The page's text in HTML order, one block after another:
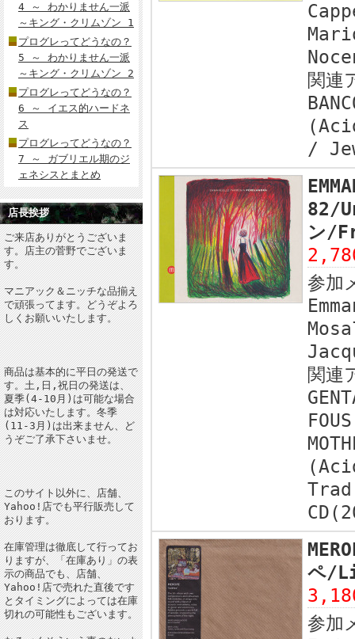
4 ～ わかりません一派
～キング・クリムゾン 1
プログレってどうなの？
5 ～ わかりません一派
～キング・クリムゾン 2
プログレってどうなの？
6 ～ イエス的ハードネ
ス
プログレってどうなの？
7 ～ ガブリエル期のジ
ェネシスとまとめ
店長挨拶
ご来店ありがとうございま
す。店主の菅野でございま
す。
マニアック＆ニッチな品揃え
で頑張ってます。どうぞよろ
しくお願いいたします。
商品は基本的に平日の発送で
す。土,日,祝日の発送は、
夏季(4-10月)は可能な場合
は対応いたします。冬季
(11-3月)は出来ません、ど
うぞご了承下さいませ。
このサイト以外に、店舗、
Yahoo!店でも平行販売して
おります。
在庫管理は徹底して行ってお
りますが、「在庫あり」の表
示の商品でも、店舗、
Yahoo!店で売れた直後です
とタイミングによっては在庫
切れの可能性もございます。
関連
/
82/
ン/
参加
関連
ペ/
参加